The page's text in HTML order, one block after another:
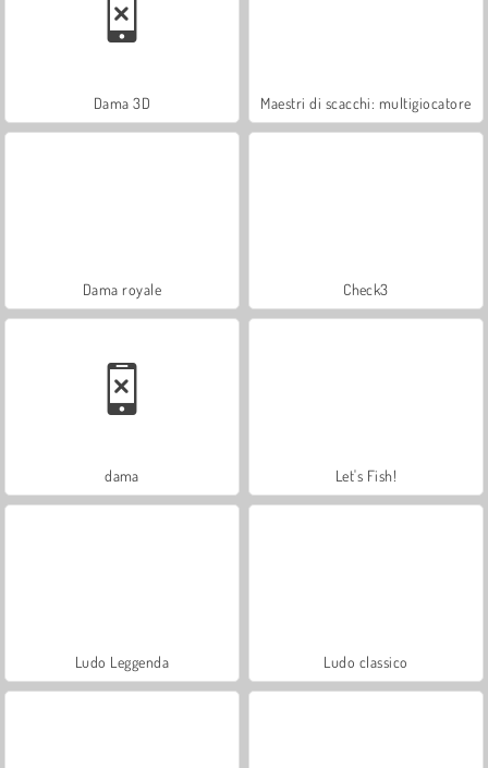
Dama 3D Maestri di scacchi: multigiocatore
Dama royale Check3
dama Let's Fish!
Ludo Leggenda Ludo classico